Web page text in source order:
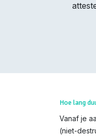
Hoe lang
Vanaf je
(niet-